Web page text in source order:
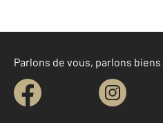
Parlons de vous, parlons biens